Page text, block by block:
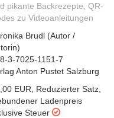
pikante Backrezepte, QR-
zu Videoanleitungen
Brudl (Autor /
)
3-7025-1151-7
Anton Pustet Salzburg
EUR
Reduzierter Satz
Ladenpreis
Steuer